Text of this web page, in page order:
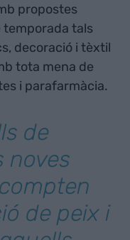
propostes
temporada tals
decoració i tèxtil
tota mena de
i parafarmàcia.
de
noves
de peix i